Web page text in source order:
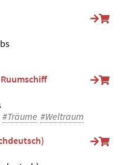
#Träume #Weltraum